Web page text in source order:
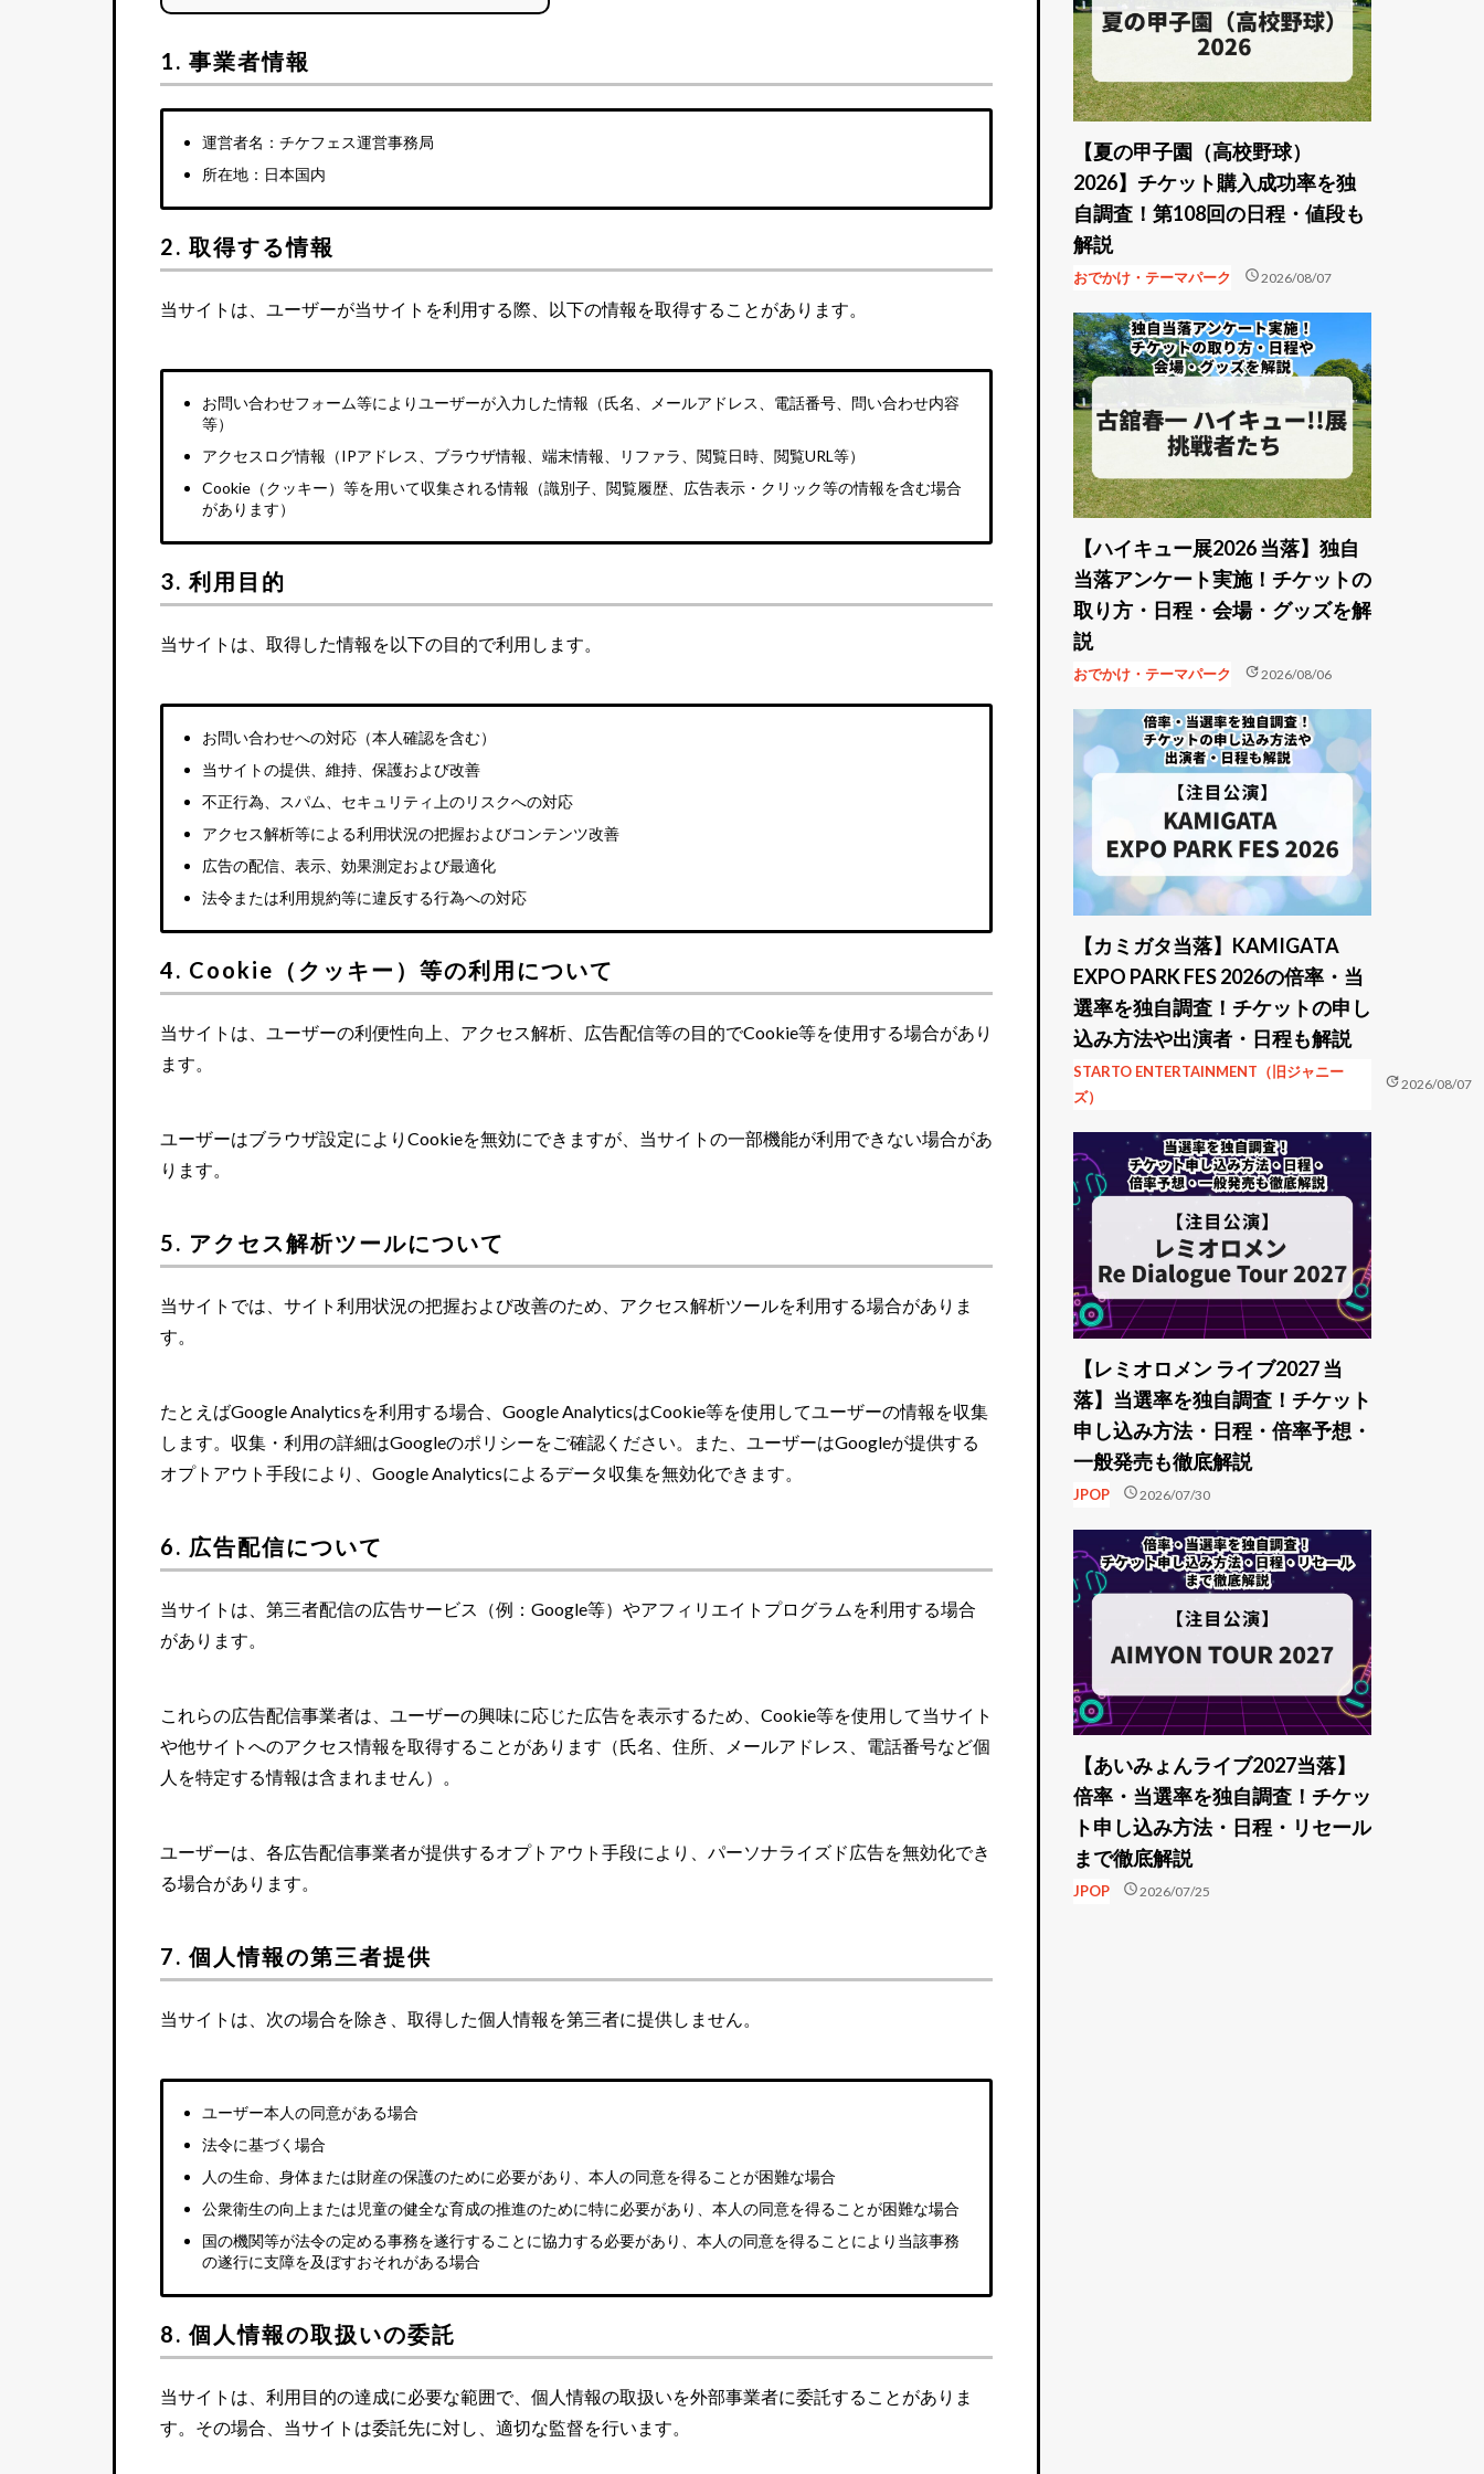
1. 事業者情報
運営者名：チケフェス運営事務局
所在地：日本国内
2. 取得する情報
当サイトは、ユーザーが当サイトを利用する際、以下の情報を取得することがあります。
お問い合わせフォーム等によりユーザーが入力した情報（氏名、メールアドレス、電話番号、問い合わせ内容
等）
アクセスログ情報（IPアドレス、ブラウザ情報、端末情報、リファラ、閲覧日時、閲覧URL等）
Cookie（クッキー）等を用いて収集される情報（識別子、閲覧履歴、広告表示・クリック等の情報を含む場合
があります）
3. 利用目的
当サイトは、取得した情報を以下の目的で利用します。
お問い合わせへの対応（本人確認を含む）
当サイトの提供、維持、保護および改善
不正行為、スパム、セキュリティ上のリスクへの対応
アクセス解析等による利用状況の把握およびコンテンツ改善
広告の配信、表示、効果測定および最適化
法令または利用規約等に違反する行為への対応
4. Cookie（クッキー）等の利用について
当サイトは、ユーザーの利便性向上、アクセス解析、広告配信等の目的でCookie等を使用する場合があり
ます。
ユーザーはブラウザ設定によりCookieを無効にできますが、当サイトの一部機能が利用できない場合があ
ります。
5. アクセス解析ツールについて
当サイトでは、サイト利用状況の把握および改善のため、アクセス解析ツールを利用する場合がありま
す。
たとえばGoogle Analyticsを利用する場合、Google AnalyticsはCookie等を使用してユーザーの情報を収集
します。収集・利用の詳細はGoogleのポリシーをご確認ください。また、ユーザーはGoogleが提供する
オプトアウト手段により、Google Analyticsによるデータ収集を無効化できます。
6. 広告配信について
当サイトは、第三者配信の広告サービス（例：Google等）やアフィリエイトプログラムを利用する場合
があります。
これらの広告配信事業者は、ユーザーの興味に応じた広告を表示するため、Cookie等を使用して当サイト
や他サイトへのアクセス情報を取得することがあります（氏名、住所、メールアドレス、電話番号など個
人を特定する情報は含まれません）。
ユーザーは、各広告配信事業者が提供するオプトアウト手段により、パーソナライズド広告を無効化でき
る場合があります。
7. 個人情報の第三者提供
当サイトは、次の場合を除き、取得した個人情報を第三者に提供しません。
ユーザー本人の同意がある場合
法令に基づく場合
人の生命、身体または財産の保護のために必要があり、本人の同意を得ることが困難な場合
公衆衛生の向上または児童の健全な育成の推進のために特に必要があり、本人の同意を得ることが困難な場合
国の機関等が法令の定める事務を遂行することに協力する必要があり、本人の同意を得ることにより当該事務
の遂行に支障を及ぼすおそれがある場合
8. 個人情報の取扱いの委託
当サイトは、利用目的の達成に必要な範囲で、個人情報の取扱いを外部事業者に委託することがありま
す。その場合、当サイトは委託先に対し、適切な監督を行います。
【夏の甲子園（高校野球）
2026】チケット購入成功率を独
自調査！第108回の日程・値段も
解説
おでかけ・テーマパーク schedule2026/08/07
【ハイキュー展2026 当落】独自
当落アンケート実施！チケットの
取り方・日程・会場・グッズを解
説
おでかけ・テーマパーク update2026/08/06
【カミガタ当落】KAMIGATA
EXPO PARK FES 2026の倍率・当
選率を独自調査！チケットの申し
込み方法や出演者・日程も解説
STARTO ENTERTAINMENT（旧ジャニー
ズ）
update2026/08/07
【レミオロメン ライブ2027 当
落】当選率を独自調査！チケット
申し込み方法・日程・倍率予想・
一般発売も徹底解説
JPOP schedule2026/07/30
【あいみょんライブ2027当落】
倍率・当選率を独自調査！チケッ
ト申し込み方法・日程・リセール
まで徹底解説
JPOP schedule2026/07/25